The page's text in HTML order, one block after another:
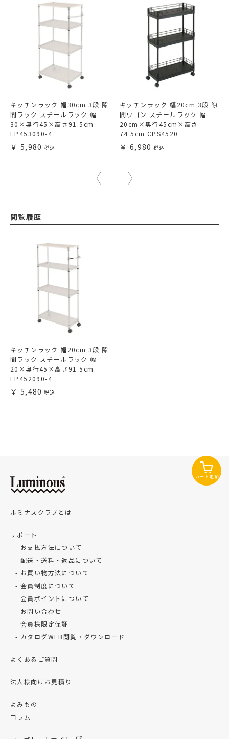
キッチンラック 幅30cm 3段 隙
間ラック スチールラック 幅
30×奥行45×高さ91.5cm
EP453090-4
5,980
キッチンラック 幅20cm 3段 隙
間ワゴン スチールラック 幅
20cm×奥行45cm×高さ
74.5cm CPS4520
6,980
閲覧履歴
キッチンラック 幅20cm 3段 隙
間ラック スチールラック 幅
20×奥行45×高さ91.5cm
EP452090-4
5,480
カート追加
ルミナスクラブとは
サポート
お支払方法について
配送・送料・返品について
お買い物方法について
会員制度について
会員ポイントについて
お問い合わせ
会員様限定保証
カタログWEB閲覧・ダウンロード
よくあるご質問
法人様向けお見積り
よみもの
コラム